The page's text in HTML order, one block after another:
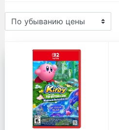
Игровые